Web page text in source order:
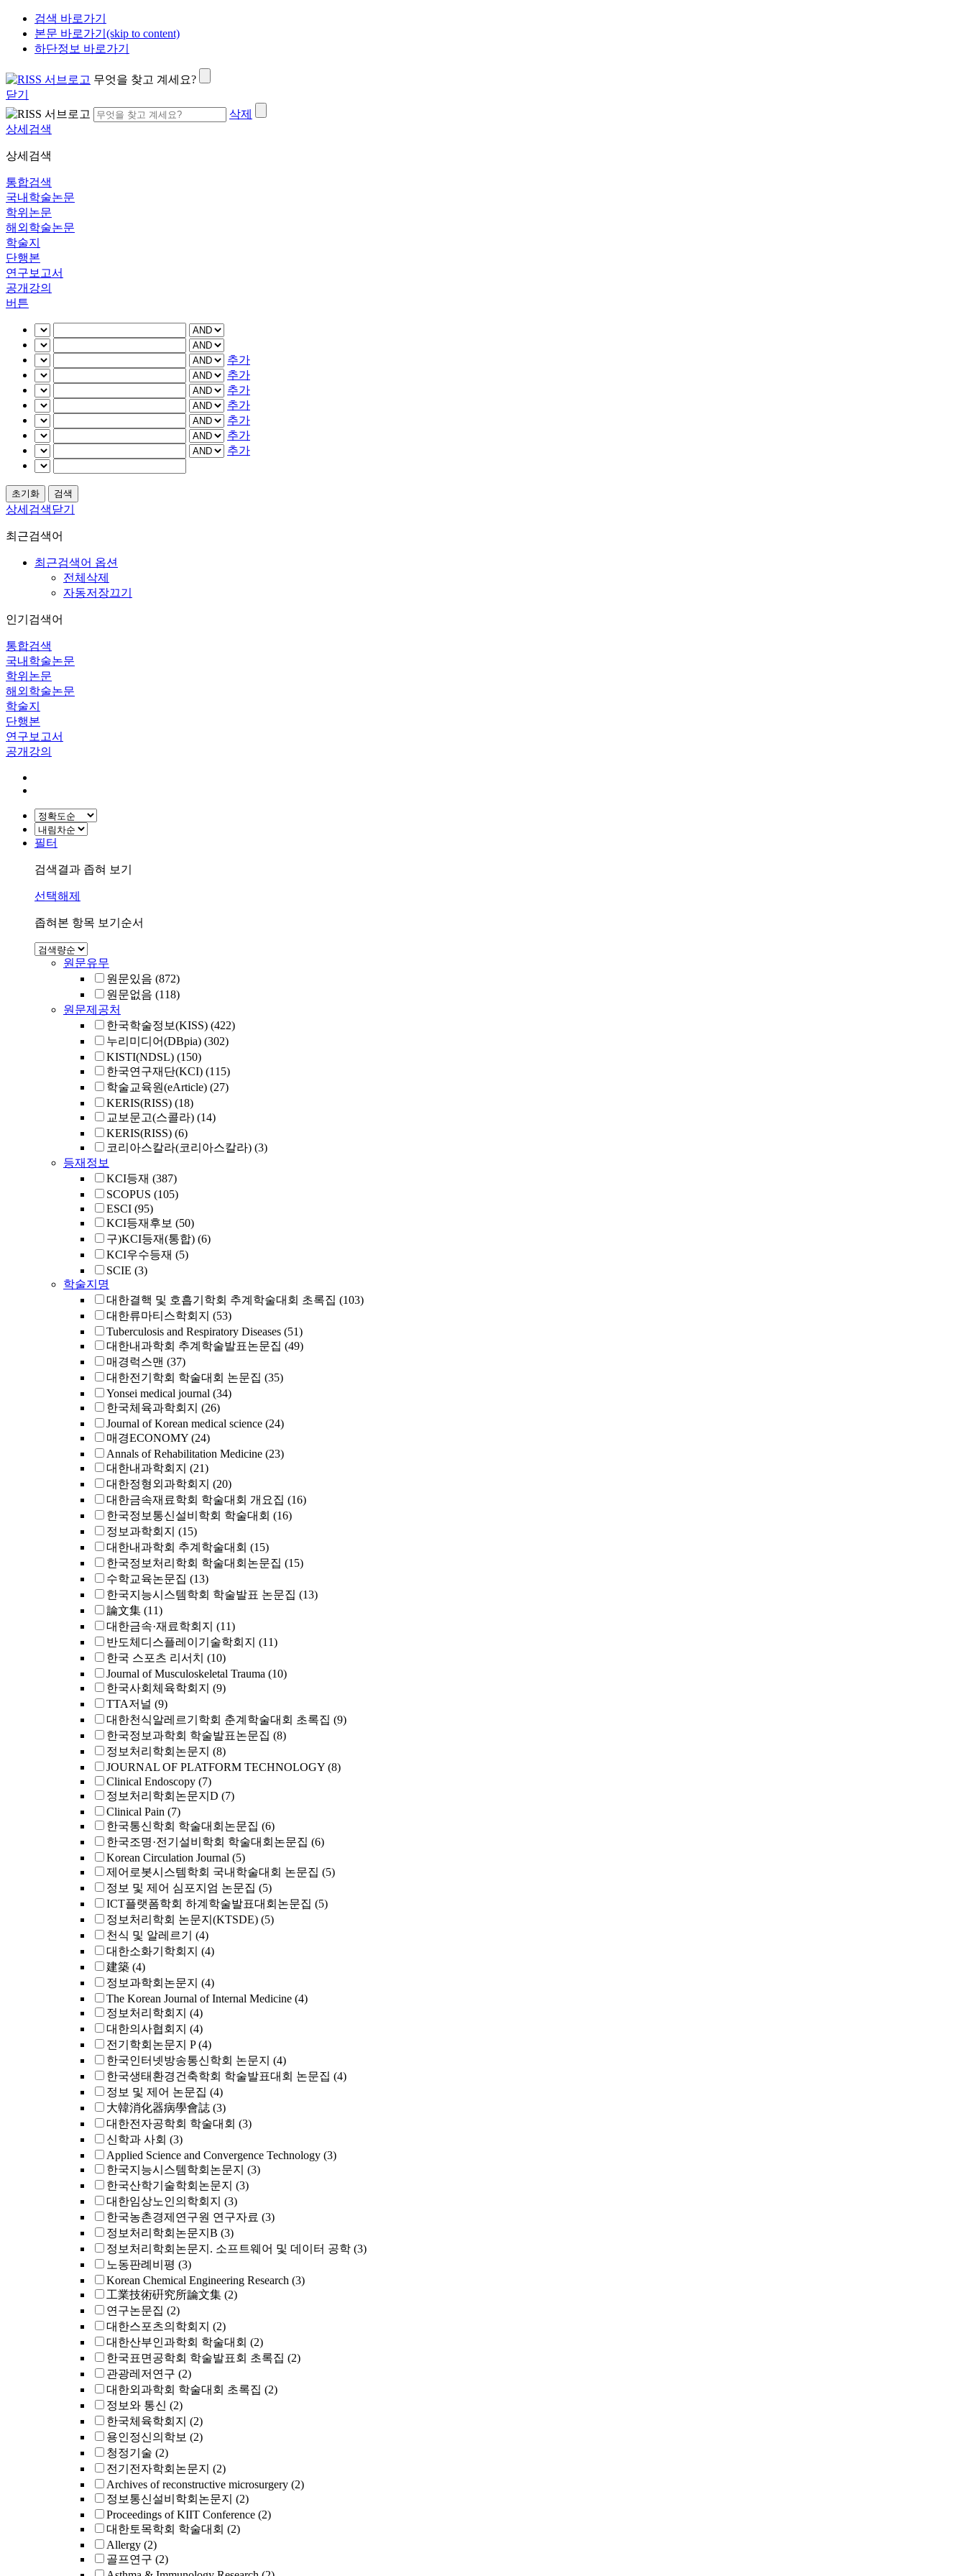
검색 바로가기
본문 바로가기(skip to content)
하단정보 바로가기
무엇을 찾고 계세요?
닫기
삭제
상세검색
상세검색
통합검색
국내학술논문
학위논문
해외학술논문
학술지
단행본
연구보고서
공개강의
버튼
추가
추가
추가
추가
추가
추가
추가
상세검색닫기
최근검색어
최근검색어 옵션
전체삭제
자동저장끄기
인기검색어
통합검색
국내학술논문
학위논문
해외학술논문
학술지
단행본
연구보고서
공개강의
필터
검색결과 좁혀 보기
선택해제
좁혀본 항목 보기순서
원문유무
원문있음 (872)
원문없음 (118)
원문제공처
한국학술정보(KISS) (422)
누리미디어(DBpia) (302)
KISTI(NDSL) (150)
한국연구재단(KCI) (115)
학술교육원(eArticle) (27)
KERIS(RISS) (18)
교보문고(스콜라) (14)
KERIS(RISS) (6)
코리아스칼라(코리아스칼라) (3)
등재정보
KCI등재 (387)
SCOPUS (105)
ESCI (95)
KCI등재후보 (50)
구)KCI등재(통합) (6)
KCI우수등재 (5)
SCIE (3)
학술지명
대한결핵 및 호흡기학회 추계학술대회 초록집 (103)
대한류마티스학회지 (53)
Tuberculosis and Respiratory Diseases (51)
대한내과학회 추계학술발표논문집 (49)
매경럭스맨 (37)
대한전기학회 학술대회 논문집 (35)
Yonsei medical journal (34)
한국체육과학회지 (26)
Journal of Korean medical science (24)
매경ECONOMY (24)
Annals of Rehabilitation Medicine (23)
대한내과학회지 (21)
대한정형외과학회지 (20)
대한금속재료학회 학술대회 개요집 (16)
한국정보통신설비학회 학술대회 (16)
정보과학회지 (15)
대한내과학회 추계학술대회 (15)
한국정보처리학회 학술대회논문집 (15)
수학교육논문집 (13)
한국지능시스템학회 학술발표 논문집 (13)
論文集 (11)
대한금속·재료학회지 (11)
반도체디스플레이기술학회지 (11)
한국 스포츠 리서치 (10)
Journal of Musculoskeletal Trauma (10)
한국사회체육학회지 (9)
TTA저널 (9)
대한천식알레르기학회 춘계학술대회 초록집 (9)
한국정보과학회 학술발표논문집 (8)
정보처리학회논문지 (8)
JOURNAL OF PLATFORM TECHNOLOGY (8)
Clinical Endoscopy (7)
정보처리학회논문지D (7)
Clinical Pain (7)
한국통신학회 학술대회논문집 (6)
한국조명·전기설비학회 학술대회논문집 (6)
Korean Circulation Journal (5)
제어로봇시스템학회 국내학술대회 논문집 (5)
정보 및 제어 심포지엄 논문집 (5)
ICT플랫폼학회 하계학술발표대회논문집 (5)
정보처리학회 논문지(KTSDE) (5)
천식 및 알레르기
(4)
대한소화기학회지 (4)
建築 (4)
정보과학회논문지 (4)
The Korean Journal of Internal Medicine (4)
정보처리학회지 (4)
대한의사협회지 (4)
전기학회논문지 P (4)
한국인터넷방송통신학회 논문지 (4)
한국생태환경건축학회 학술발표대회 논문집 (4)
정보 및 제어 논문집 (4)
大韓消化器病學會誌 (3)
대한전자공학회 학술대회 (3)
신학과 사회 (3)
Applied Science and Convergence Technology (3)
한국지능시스템학회논문지 (3)
한국산학기술학회논문지 (3)
대한임상노인의학회지 (3)
한국농촌경제연구원 연구자료 (3)
정보처리학회논문지B (3)
정보처리학회논문지. 소프트웨어 및 데이터 공학 (3)
노동판례비평 (3)
Korean Chemical Engineering Research (3)
工業技術硏究所論文集 (2)
연구논문집 (2)
대한스포츠의학회지 (2)
대한산부인과학회 학술대회 (2)
한국표면공학회 학술발표회 초록집 (2)
관광레저연구 (2)
대한외과학회 학술대회 초록집 (2)
정보와 통신 (2)
한국체육학회지 (2)
용인정신의학보 (2)
청정기술 (2)
전기전자학회논문지 (2)
Archives of reconstructive microsurgery (2)
정보통신설비학회논문지 (2)
Proceedings of KIIT Conference (2)
대한토목학회 학술대회 (2)
Allergy (2)
골프연구 (2)